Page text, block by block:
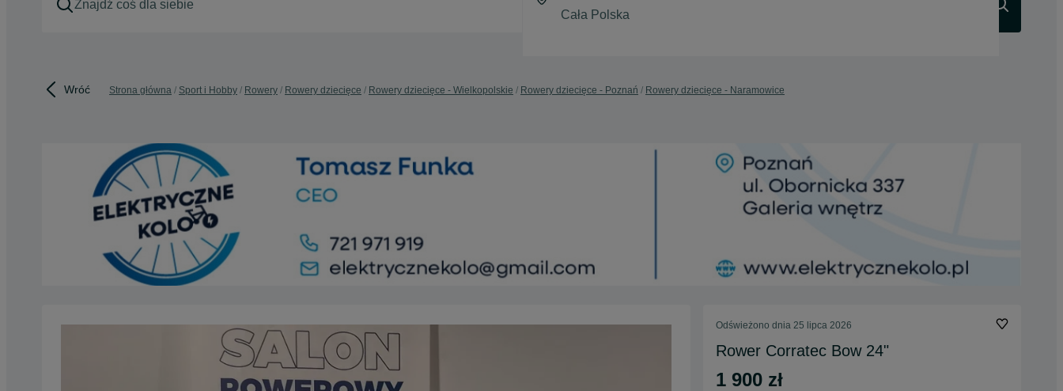
Wróć Strona główna Sport i Hobby Rowery Rowery dziecięce Rowery dziecięce - Wielkopolskie Rowery dziecięce - Poznań Rowery dziecięce - Naramowice
Odświeżono dnia 25 lipca 2026
Rower Corratec Bow 24"
1 900 zł